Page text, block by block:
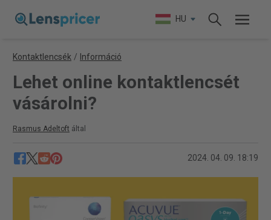
HU
Kontaktlencsék / Információ
Lehet online kontaktlencsét
vásárolni?
Rasmus Adeltoft által
2024. 04. 09. 18:19